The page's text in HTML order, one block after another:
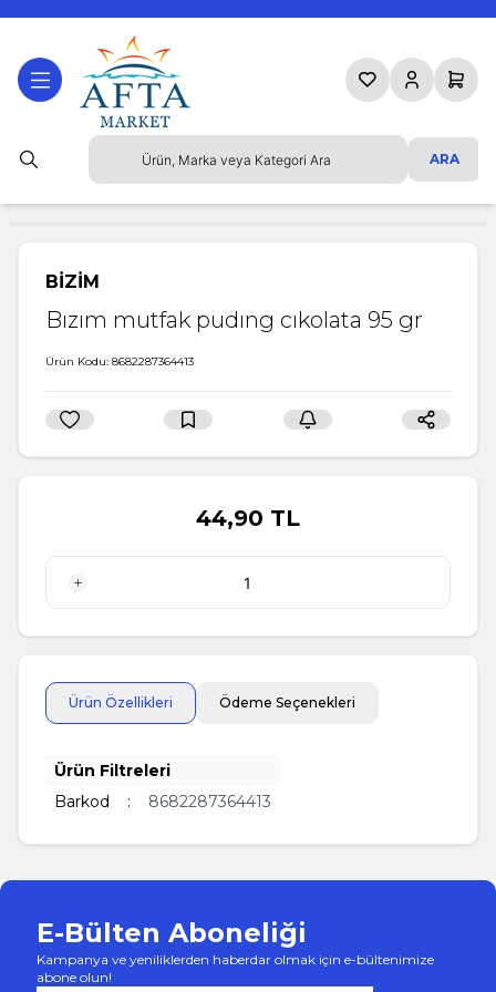
ARA
Favorilerim
HesabımSepetim
BİZİM
Bızım mutfak pudıng cıkolata 95 gr
Ürün Kodu: 8682287364413
44,90 TL
Ürün Özellikleri Ödeme Seçenekleri
Ürün Filtreleri
Barkod
: 8682287364413
E-Bülten Aboneliği
Kampanya ve yeniliklerden haberdar olmak için e-bültenimize
abone olun!